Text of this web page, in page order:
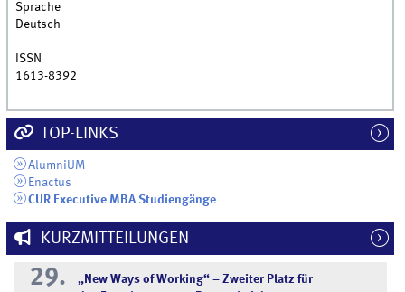
Sprache
Deutsch
ISSN
1613-8392
TOP-LINKS
AlumniUM
Enactus
CUR Executive MBA Studiengänge
KURZMITTEILUNGEN
29.
„New Ways of Working“ – Zweiter Platz für